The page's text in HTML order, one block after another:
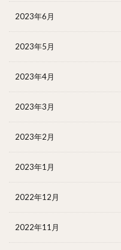
2023年6月
2023年5月
2023年4月
2023年3月
2023年2月
2023年1月
2022年12月
2022年11月